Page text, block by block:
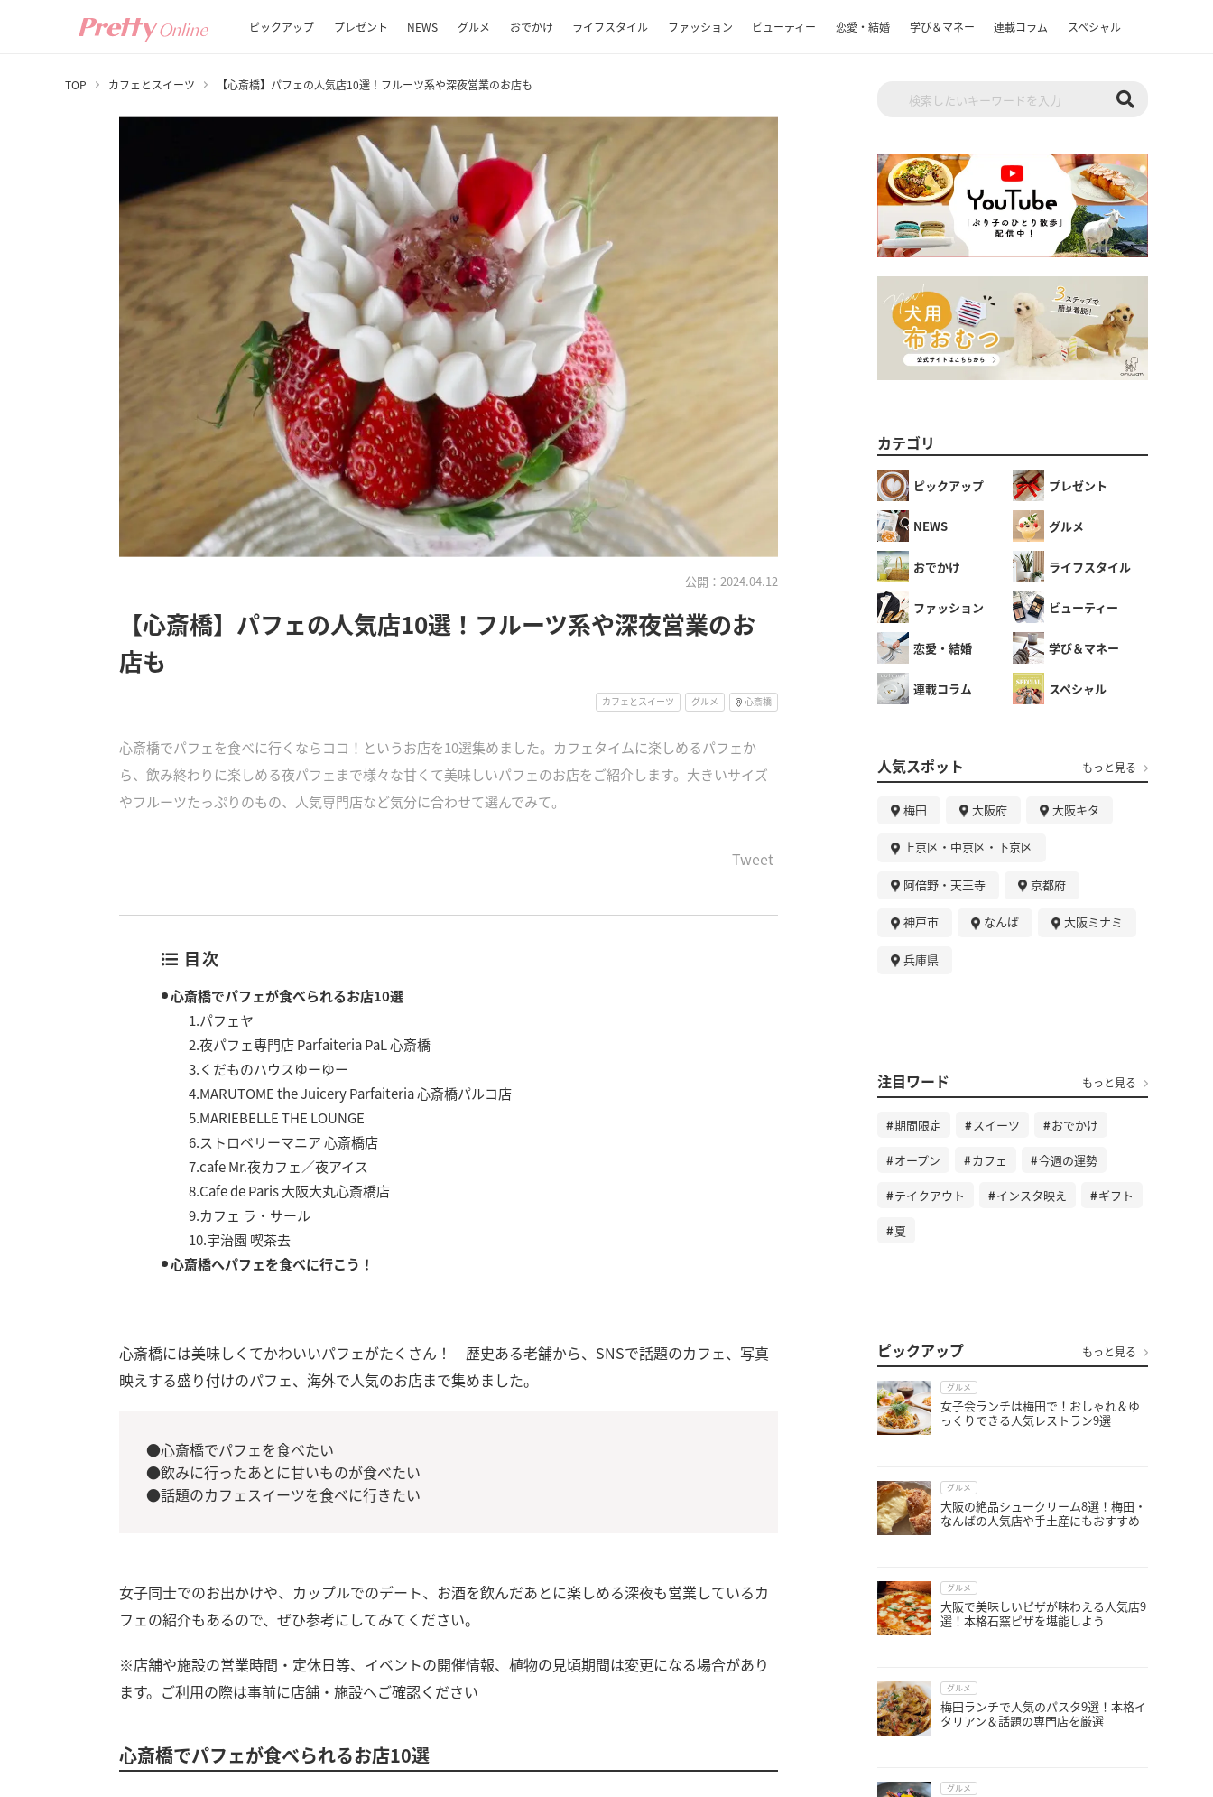
ピックアップ プレゼント NEWS グルメ おでかけ ライフスタイル ファッション ビューティー 恋愛・結婚 学び＆マネー 連載コラム スペシャル
TOP カフェとスイーツ 【心斎橋】パフェの人気店10選！フルーツ系や深夜営業のお店も
公開：2024.04.12
【心斎橋】パフェの人気店10選！フルーツ系や深夜営業のお
店も
カフェとスイーツ グルメ 心斎橋
心斎橋でパフェを食べに行くならココ！というお店を10選集めました。カフェタイムに楽しめるパフェか
ら、飲み終わりに楽しめる夜パフェまで様々な甘くて美味しいパフェのお店をご紹介します。大きいサイズ
やフルーツたっぷりのもの、人気専門店など気分に合わせて選んでみて。
Tweet
目次
心斎橋でパフェが食べられるお店10選
1.パフェヤ
2.夜パフェ専門店 Parfaiteria PaL 心斎橋
3.くだものハウスゆーゆー
4.MARUTOME the Juicery Parfaiteria 心斎橋パルコ店
5.MARIEBELLE THE LOUNGE
6.ストロベリーマニア 心斎橋店
7.cafe Mr.夜カフェ／夜アイス
8.Cafe de Paris 大阪大丸心斎橋店
9.カフェ ラ・サール
10.宇治園 喫茶去
心斎橋へパフェを食べに行こう！
心斎橋には美味しくてかわいいパフェがたくさん！ 歴史ある老舗から、SNSで話題のカフェ、写真
映えする盛り付けのパフェ、海外で人気のお店まで集めました。
●心斎橋でパフェを食べたい
●飲みに行ったあとに甘いものが食べたい
●話題のカフェスイーツを食べに行きたい
女子同士でのお出かけや、カップルでのデート、お酒を飲んだあとに楽しめる深夜も営業しているカ
フェの紹介もあるので、ぜひ参考にしてみてください。
※店舗や施設の営業時間・定休日等、イベントの開催情報、植物の見頃期間は変更になる場合があり
ます。ご利用の際は事前に店舗・施設へご確認ください
心斎橋でパフェが食べられるお店10選
カテゴリ
ピックアップ プレゼント
NEWS グルメ
おでかけ ライフスタイル
ファッション ビューティー
恋愛・結婚 学び＆マネー
連載コラム スペシャル
人気スポット もっと見る
梅田 大阪府 大阪キタ
上京区・中京区・下京区
阿倍野・天王寺 京都府
神戸市 なんば 大阪ミナミ
兵庫県
注目ワード もっと見る
期間限定 スイーツ おでかけ
オープン カフェ 今週の運勢
テイクアウト インスタ映え ギフト
夏
ピックアップ もっと見る
グルメ
女子会ランチは梅田で！おしゃれ＆ゆ
っくりできる人気レストラン9選
グルメ
大阪の絶品シュークリーム8選！梅田・
なんばの人気店や手土産にもおすすめ
グルメ
大阪で美味しいピザが味わえる人気店9
選！本格石窯ピザを堪能しよう
グルメ
梅田ランチで人気のパスタ9選！本格イ
タリアン＆話題の専門店を厳選
グルメ